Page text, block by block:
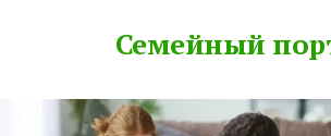
Семейный